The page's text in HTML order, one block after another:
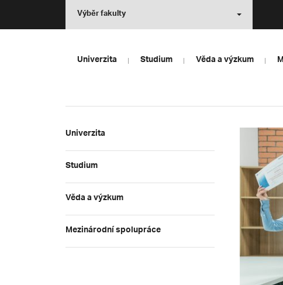
Výběr fakulty
Univerzita Studium Věda a výzkum
Univerzita
Studium
Věda a výzkum
Mezinárodní spolupráce